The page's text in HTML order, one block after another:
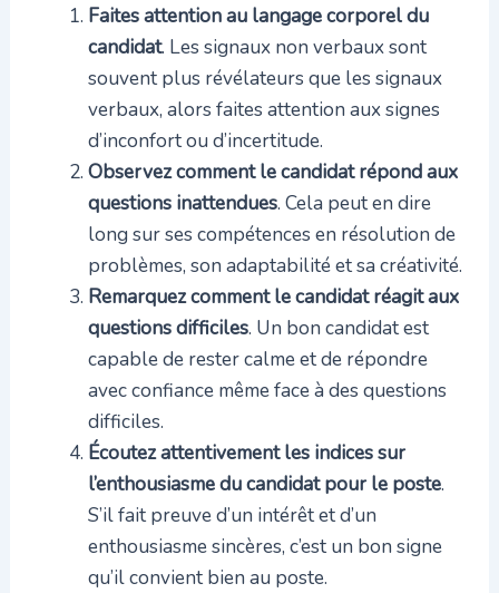
Faites attention au langage corporel du
candidat. Les signaux non verbaux sont
souvent plus révélateurs que les signaux
verbaux, alors faites attention aux signes
d’inconfort ou d’incertitude.
Observez comment le candidat répond aux
questions inattendues. Cela peut en dire
long sur ses compétences en résolution de
problèmes, son adaptabilité et sa créativité.
Remarquez comment le candidat réagit aux
questions difficiles. Un bon candidat est
capable de rester calme et de répondre
avec confiance même face à des questions
difficiles.
Écoutez attentivement les indices sur
l’enthousiasme du candidat pour le poste.
S’il fait preuve d’un intérêt et d’un
enthousiasme sincères, c’est un bon signe
qu’il convient bien au poste.